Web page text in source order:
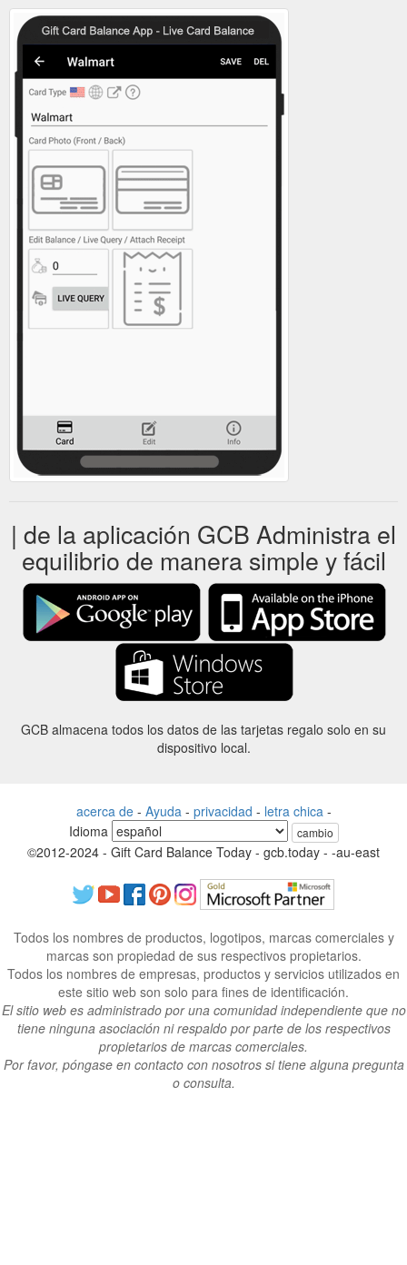
| de la aplicación GCB Administra el
equilibrio de manera simple y fácil
GCB almacena todos los datos de las tarjetas regalo solo en su
dispositivo local.
acerca de- Ayuda - privacidad - letra chica -
Idioma
cambio
©2012-2024 - Gift Card Balance Today - gcb.today - -au-east
Todos los nombres de productos, logotipos, marcas comerciales y
marcas son propiedad de sus respectivos propietarios.
Todos los nombres de empresas, productos y servicios utilizados en
este sitio web son solo para fines de identificación.
El sitio web es administrado por una comunidad independiente que no
tiene ninguna asociación ni respaldo por parte de los respectivos
propietarios de marcas comerciales.
Por favor, póngase en contacto con nosotros si tiene alguna pregunta
o consulta.